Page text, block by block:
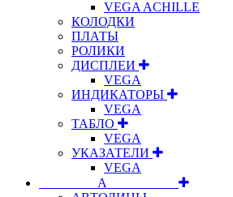
VEGA ACHILLE
КОЛОДКИ
ПЛАТЫ
РОЛИКИ
ДИСПЛЕИ
VEGA
ИНДИКАТОРЫ
VEGA
ТАБЛО
VEGA
УКАЗАТЕЛИ
VEGA
⠀⠀⠀⠀⠀⠀А⠀⠀⠀⠀⠀⠀⠀